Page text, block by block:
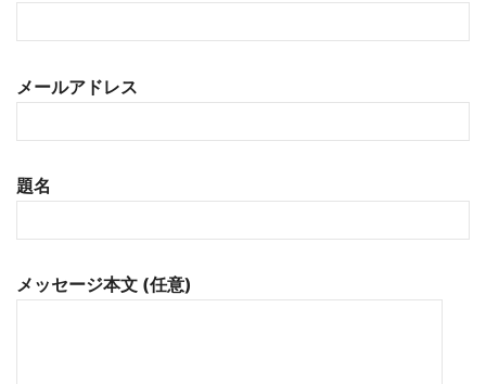
メールアドレス
題名
メッセージ本文 (任意)